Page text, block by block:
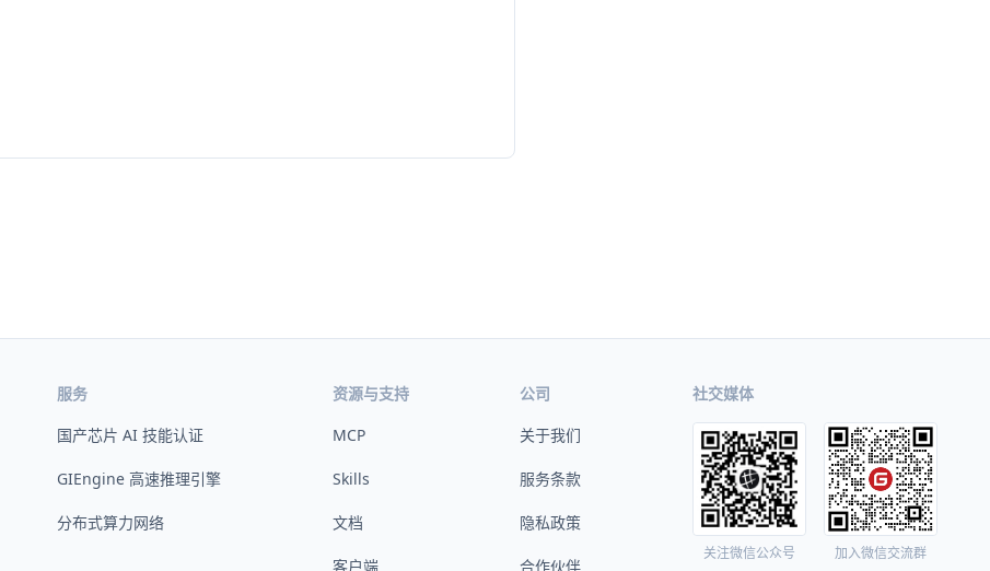
服务
国产芯片 AI 技能认证
GIEngine 高速推理引擎
分布式算力网络
资源与支持
MCP
Skills
文档
客户端
公司
关于我们
服务条款
隐私政策
合作伙伴
社交媒体
关注微信公众号 加入微信交流群